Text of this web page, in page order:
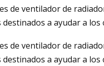
25, 2023
de policía de EE.
calles (y algunas
de ventilador de
a ayudar a
de ventilador de
a ayudar a